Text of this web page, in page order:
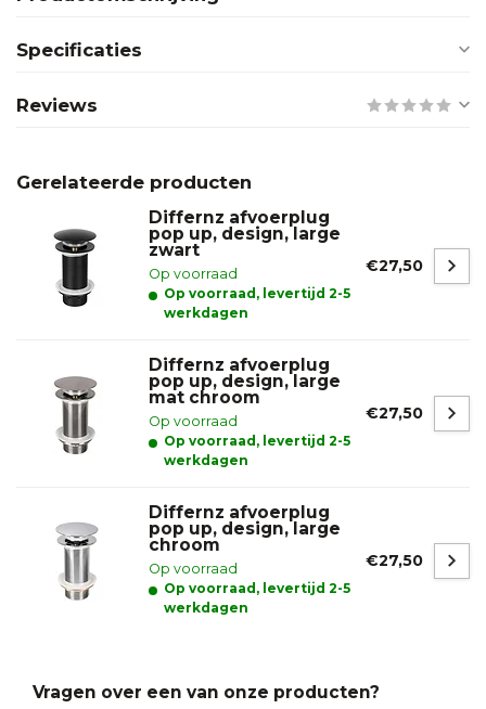
Specificaties
Reviews
Gerelateerde producten
Differnz afvoerplug
pop up, design, large
zwart
Op voorraad
Op voorraad, levertijd 2-5
werkdagen
€27,50
Differnz afvoerplug
pop up, design, large
mat chroom
Op voorraad
Op voorraad, levertijd 2-5
werkdagen
€27,50
Differnz afvoerplug
pop up, design, large
chroom
Op voorraad
Op voorraad, levertijd 2-5
werkdagen
€27,50
Vragen over een van onze producten?